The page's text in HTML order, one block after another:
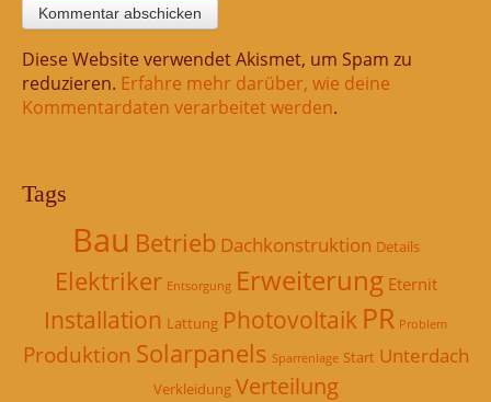
Diese Website verwendet Akismet, um Spam zu
reduzieren. Erfahre mehr darüber, wie deine
Kommentardaten verarbeitet werden.
Tags
Bau Betrieb Dachkonstruktion Details
Elektriker Entsorgung Erweiterung Eternit
Installation Lattung Photovoltaik PR Problem
Produktion Solarpanels Sparrenlage Start Unterdach
Verkleidung Verteilung